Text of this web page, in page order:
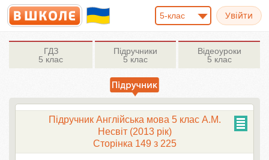
5-клас
ГДЗ
5 клас
Підручники
5 клас
Відеоуроки
5 клас
Підручник Англійська мова 5 клас А.М.
Несвіт (2013 рік)
Сторінка 149 з 225